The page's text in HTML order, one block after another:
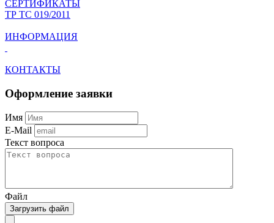
СЕРТИФИКАТЫ
ТР ТС 019/2011
ИНФОРМАЦИЯ
КОНТАКТЫ
Оформление заявки
Имя
E-Mail
Текст вопроса
Файл
Загрузить файл